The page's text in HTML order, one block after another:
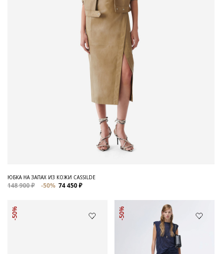
ЮБКА НА ЗАПАХ ИЗ КОЖИ CASSILDE
148 900 ₽ -50% 74 450 ₽
-50% -50%